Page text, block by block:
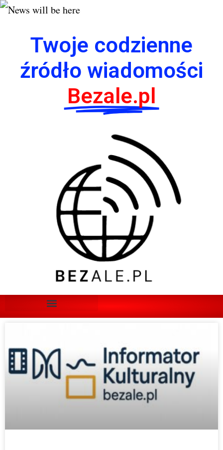
Twoje codzienne
źródło wiadomości
Bezale.pl